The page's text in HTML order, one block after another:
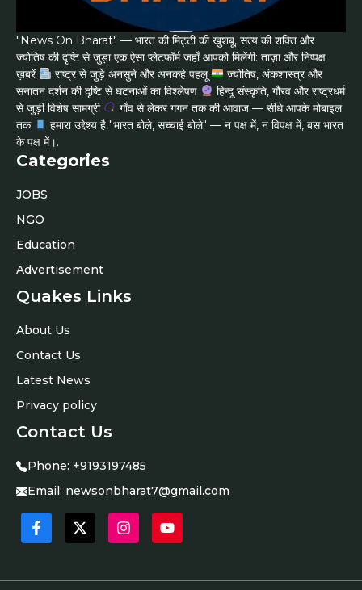
"News On Bharat" — भारत की मिट्टी की खुशबू, सत्य की शक्ति और
ज्योतिष की दृष्टि से जुड़ा एक ऐसा प्लेटफ़ॉर्म जहाँ आपको मिलेंगी: ताज़ा और निष्पक्ष
ख़बरें
राष्ट्र से जुड़े अनसुने और अनकहे पहलू
ज्योतिष, अंकशास्त्र और
सनातन दर्शन की दृष्टि से घटनाओं का विश्लेषण
हिन्दू संस्कृति, गौरव और राष्ट्रधर्म
से जुड़ी विशेष सामग्री
गाँव से लेकर गगन तक की आवाज — सीधे आपके मोबाइल
तक
हमारा उद्देश्य है "भारत बोले, सच्चाई बोले" — न पक्ष में, न विपक्ष में, बस भारत
के पक्ष में।.
Categories
JOBS
NGO
Education
Advertisement
Quakes Links
About Us
Contact Us
Latest News
Privacy policy
Contact Us
Phone: +9193197485
Email: newsonbharat7@gmail.com